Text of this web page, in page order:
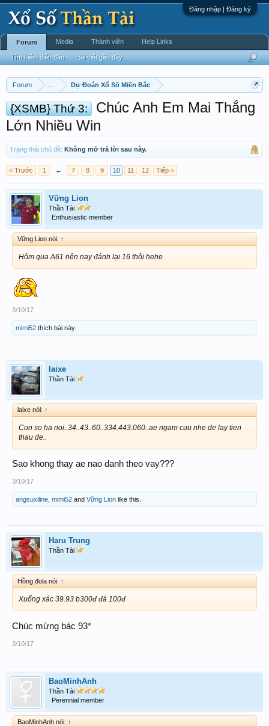
Đăng nhập | Đăng ký
Forum Dự Đoán Xổ Số Miền Bắc
{XSMB} Thứ 3:
Chúc Anh Em Mai Thắng
Lớn Nhiều Win
Trạng thái chủ đề: Không mở trả lời sau này.
< Trước 1 ← 7 8 9 10 11 12 Tiếp >
Vững Lion
Thần Tài
Enthusiastic member
Vững Lion nói: ↑
Hôm qua A61 nên nay đánh lại 16 thôi hehe
3/10/17
mimi52 thích bài này.
laixe
Thần Tài
laixe nói: ↑
Con so ha noi..34..43..60..334.443.060..ae ngam cuu nhe de lay tien
thau de..
Sao khong thay ae nao danh theo vay???
3/10/17
angsuxiline mimi52 and Vững Lion like this.
Haru Trung
Thần Tài
Hồng đola nói: ↑
Xuống xác 39.93 b300đ đá 100đ
Chúc mừng bác 93*
3/10/17
BaoMinhAnh
Thần Tài
Perennial member
BaoMinhAnh nói: ↑
Forum
Tìm kiếm diễn đàn Bài viết gần đây
Media Thành viên Help Links